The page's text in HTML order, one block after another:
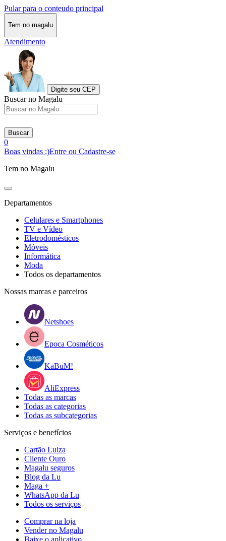
Pular para o conteudo principal
Tem no magalu
Atendimento
Digite seu CEP
Buscar no Magalu
Buscar
0
Boas vindas :)Entre ou Cadastre-se
Tem no Magalu
Departamentos
Celulares e Smartphones
TV e Vídeo
Eletrodomésticos
Móveis
Informática
Moda
Todos os departamentos
Nossas marcas e parceiros
Netshoes
Epoca Cosméticos
KaBuM!
AliExpress
Todas as marcas
Todas as categorias
Todas as subcategorias
Serviços e benefícios
Cartão Luiza
Cliente Ouro
Magalu seguros
Blog da Lu
Maga +
WhatsApp da Lu
Todos os serviços
Comprar na loja
Vender no Magalu
Baixe o aplicativo